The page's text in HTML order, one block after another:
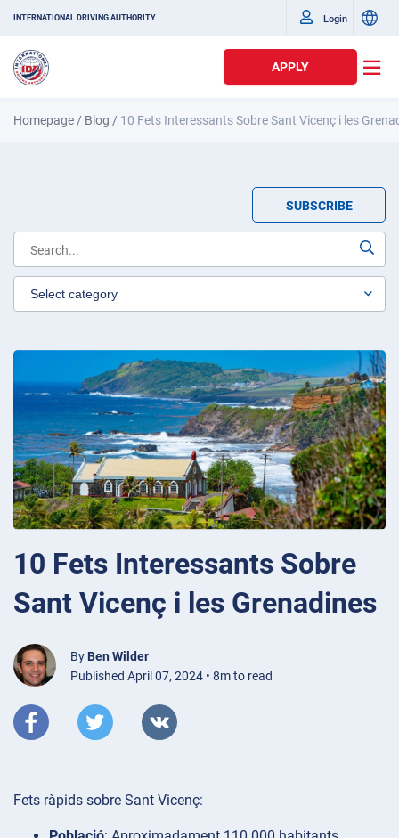
INTERNATIONAL DRIVING AUTHORITY Login
APPLY
Homepage / Blog / 10 Fets Interessants Sobre Sant Vicenç i les
SUBSCRIBE
10 Fets Interessants Sobre
Sant Vicenç i les Grenadines
By Ben Wilder
Published April 07, 2024 • 8m to read
Fets ràpids sobre Sant Vicenç: